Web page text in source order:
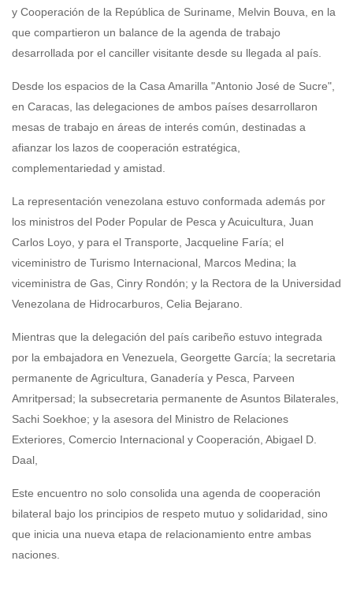
y Cooperación de la República de Suriname, Melvin Bouva, en la
que compartieron un balance de la agenda de trabajo
desarrollada por el canciller visitante desde su llegada al país.
Desde los espacios de la Casa Amarilla "Antonio José de Sucre",
en Caracas, las delegaciones de ambos países desarrollaron
mesas de trabajo en áreas de interés común, destinadas a
afianzar los lazos de cooperación estratégica,
complementariedad y amistad.
La representación venezolana estuvo conformada además por
los ministros del Poder Popular de Pesca y Acuicultura, Juan
Carlos Loyo, y para el Transporte, Jacqueline Faría; el
viceministro de Turismo Internacional, Marcos Medina; la
viceministra de Gas, Cinry Rondón; y la Rectora de la Universidad
Venezolana de Hidrocarburos, Celia Bejarano.
Mientras que la delegación del país caribeño estuvo integrada
por la embajadora en Venezuela, Georgette García; la secretaria
permanente de Agricultura, Ganadería y Pesca, Parveen
Amritpersad; la subsecretaria permanente de Asuntos Bilaterales,
Sachi Soekhoe; y la asesora del Ministro de Relaciones
Exteriores, Comercio Internacional y Cooperación, Abigael D.
Daal,
Este encuentro no solo consolida una agenda de cooperación
bilateral bajo los principios de respeto mutuo y solidaridad, sino
que inicia una nueva etapa de relacionamiento entre ambas
naciones.